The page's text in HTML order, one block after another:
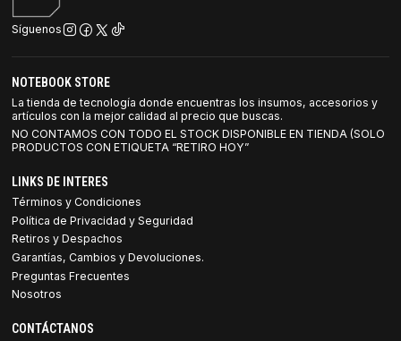
Síguenos
NOTEBOOK STORE
La tienda de tecnología donde encuentras los insumos, accesorios y
artículos con la mejor calidad al precio que buscas.
NO CONTAMOS CON TODO EL STOCK DISPONIBLE EN TIENDA (SOLO
PRODUCTOS CON ETIQUETA “RETIRO HOY”
LINKS DE INTERES
Términos y Condiciones
Política de Privacidad y Seguridad
Retiros y Despachos
Garantías, Cambios y Devoluciones.
Preguntas Frecuentes
Nosotros
CONTÁCTANOS